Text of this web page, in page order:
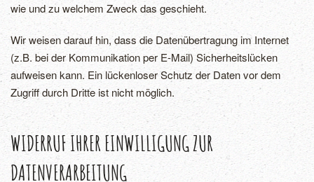
wie und zu welchem Zweck das geschieht.
Wir weisen darauf hin, dass die Datenübertragung im Internet
(z.B. bei der Kommunikation per E-Mail) Sicherheitslücken
aufweisen kann. Ein lückenloser Schutz der Daten vor dem
Zugriff durch Dritte ist nicht möglich.
WIDERRUF IHRER EINWILLIGUNG ZUR
DATENVERARBEITUNG